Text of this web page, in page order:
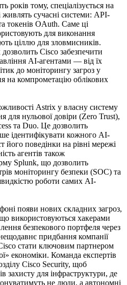
років тому, спеціалізується на
живлять сучасні системи: API-
токенів OAuth. Саме ці
для виконання
ціллю для зловмисників.
Cisco забезпечити
АІ-агентами — від їх
до моніторингу загроз у
на компрометацію облікових
Astrix у власну систему
для нульової довіри (Zero Trust),
та Duo. Це дозволить
ідентифікувати кожного АІ-
його поведінки на рівні мережі
агентів також
Splunk, що дозволить
моніторингу безпеки (SOC) та
роботи самих АІ-
появи нових складних загроз,
використовуються хакерами
безпекового портфеля через
придбання компанії
стати ключовим партнером
економіки. Команда експертів
Cisco Security, щоб
захисту для інфраструктури, де
не люди, а автономні